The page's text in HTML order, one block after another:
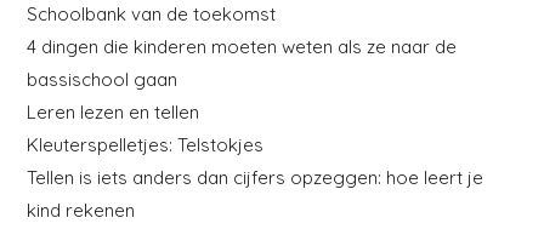
Schoolbank van de toekomst
4 dingen die kinderen moeten weten als ze naar de
bassischool gaan
Leren lezen en tellen
Kleuterspelletjes: Telstokjes
Tellen is iets anders dan cijfers opzeggen: hoe leert je
kind rekenen